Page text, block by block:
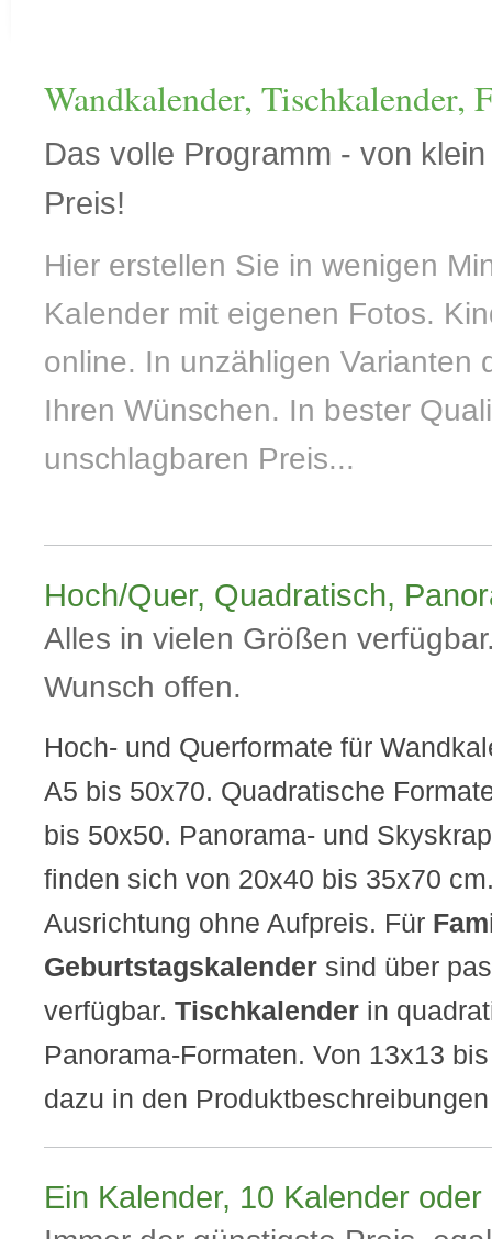
Wandkalender, Tischkalender,
Das volle Programm - von
Preis!
Hier erstellen Sie in wenigen
Kalender mit eigenen Fotos.
online. In unzähligen Varianten
Ihren Wünschen. In bester
unschlagbaren Preis...
Hoch/Quer, Quadratisch,
Alles in vielen Größen
Wunsch offen.
Hoch- und Querformate für
A5 bis 50x70. Quadratische
bis 50x50. Panorama- und
finden sich von 20x40 bis 35x70
Ausrichtung ohne Aufpreis. Für
Geburtstagskalender sind über
verfügbar. Tischkalender in
Panorama-Formaten. Von 13x13
dazu in den
Ein Kalender, 10 Kalender